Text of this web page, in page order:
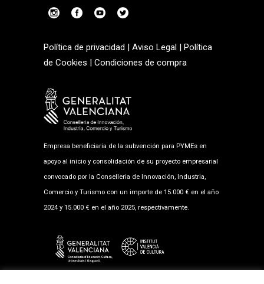
Política de privacidad | Aviso Legal | Política
de Cookies | Condiciones de compra
Empresa beneficiaria de la subvención para PYMEs en
apoyo al inicio y consolidación de su proyecto empresarial
convocado por la Conselleria de Innovación, Industria,
Comercio y Turismo con un importe de 15.000 € en el año
2024 y 15.000 € en el año 2025, respectivamente.